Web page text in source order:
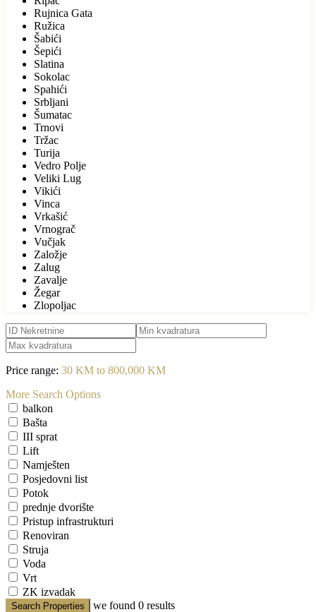
Rujnica Gata
Ružica
Šabići
Šepići
Slatina
Sokolac
Spahići
Srbljani
Šumatac
Trnovi
Tržac
Turija
Vedro Polje
Veliki Lug
Vikići
Vinca
Vrkašić
Vrnograč
Vučjak
Založje
Zalug
Zavalje
Žegar
Zlopoljac
Price range: 30 KM to 800,000 KM
More Search Options
balkon
Bašta
III sprat
Lift
Namješten
Posjedovni list
Potok
prednje dvorište
Pristup infrastrukturi
Renoviran
Struja
Voda
Vrt
ZK izvadak
Search Properties we found 0 results